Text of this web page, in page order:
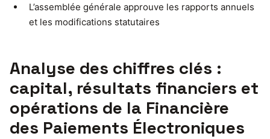
L’assemblée générale approuve les rapports annuels
et les modifications statutaires
Analyse des chiffres clés :
capital, résultats financiers et
opérations de la Financière
des Paiements Électroniques